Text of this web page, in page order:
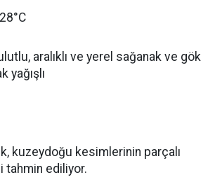
aralıklı ve yerel sağanak ve gök
yağışlı
kuzeydoğu kesimlerinin parçalı
ediliyor.